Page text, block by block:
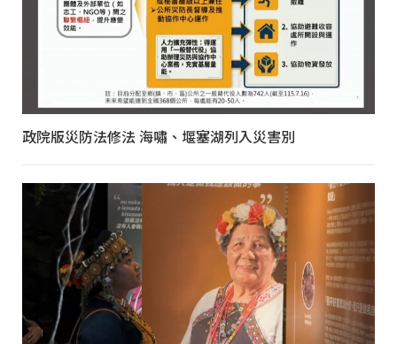
政院版災防法修法 海嘯、堰塞湖列入災害別